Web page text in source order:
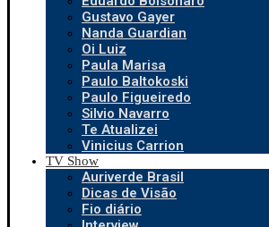
Gustavo Gayer
Nanda Guardian
Oi Luiz
Paula Marisa
Paulo Baltokoski
Paulo Figueiredo
Silvio Navarro
Te Atualizei
Vinicius Carrion
TV Show
Auriverde Brasil
Dicas de Visão
Fio diário